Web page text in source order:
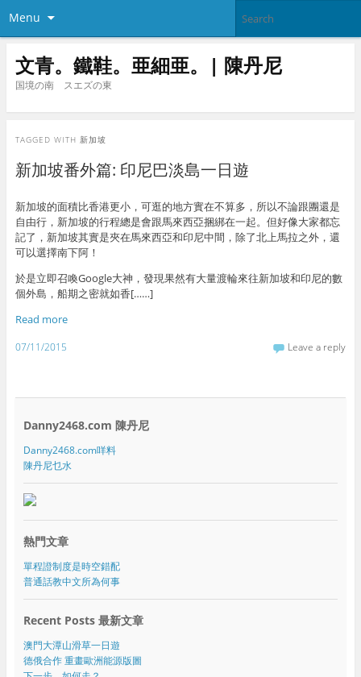
Menu
文青。鐵鞋。亜細亜。| 陳丹尼
国境の南 スエズの東
TAGGED WITH 新加坡
新加坡番外篇: 印尼巴淡島一日遊
新加坡的面積比香港更小，可逛的地方實在不算多，所以不論跟團還是
自由行，新加坡的行程總是會跟馬來西亞捆綁在一起。但好像大家都忘
記了，新加坡其實是夾在馬來西亞和印尼中間，除了北上馬拉之外，還
可以選擇南下阿！
於是立即召喚Google大神，發現果然有大量渡輪來往新加坡和印尼的數
個外島，船期之密就如香[……]
Read more
07/11/2015 Leave a reply
Danny2468.com 陳丹尼
Danny2468.com咩料
陳丹尼乜水
熱門文章
單程證制度是時空錯配
普通話教中文所為何事
Recent Posts 最新文章
澳門大潭山滑草一日遊
德俄合作 重畫歐洲能源版圖